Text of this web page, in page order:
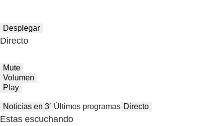
Desplegar
Directo
Mute
Volumen
Play
Noticias en 3′ Últimos programas Directo
Estas escuchando